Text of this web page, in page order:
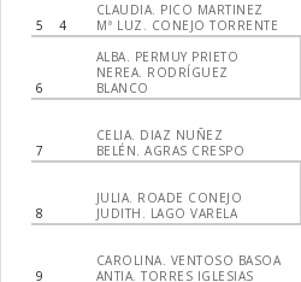
5 4
CLAUDIA. PICO MARTINEZ
Mª LUZ. CONEJO TORRENTE
6
ALBA. PERMUY PRIETO
NEREA. RODRÍGUEZ
BLANCO
7
CELIA. DIAZ NUÑEZ
BELÉN. AGRAS CRESPO
8
JULIA. ROADE CONEJO
JUDITH. LAGO VARELA
9
CAROLINA. VENTOSO BASOA
ANTIA. TORRES IGLESIAS